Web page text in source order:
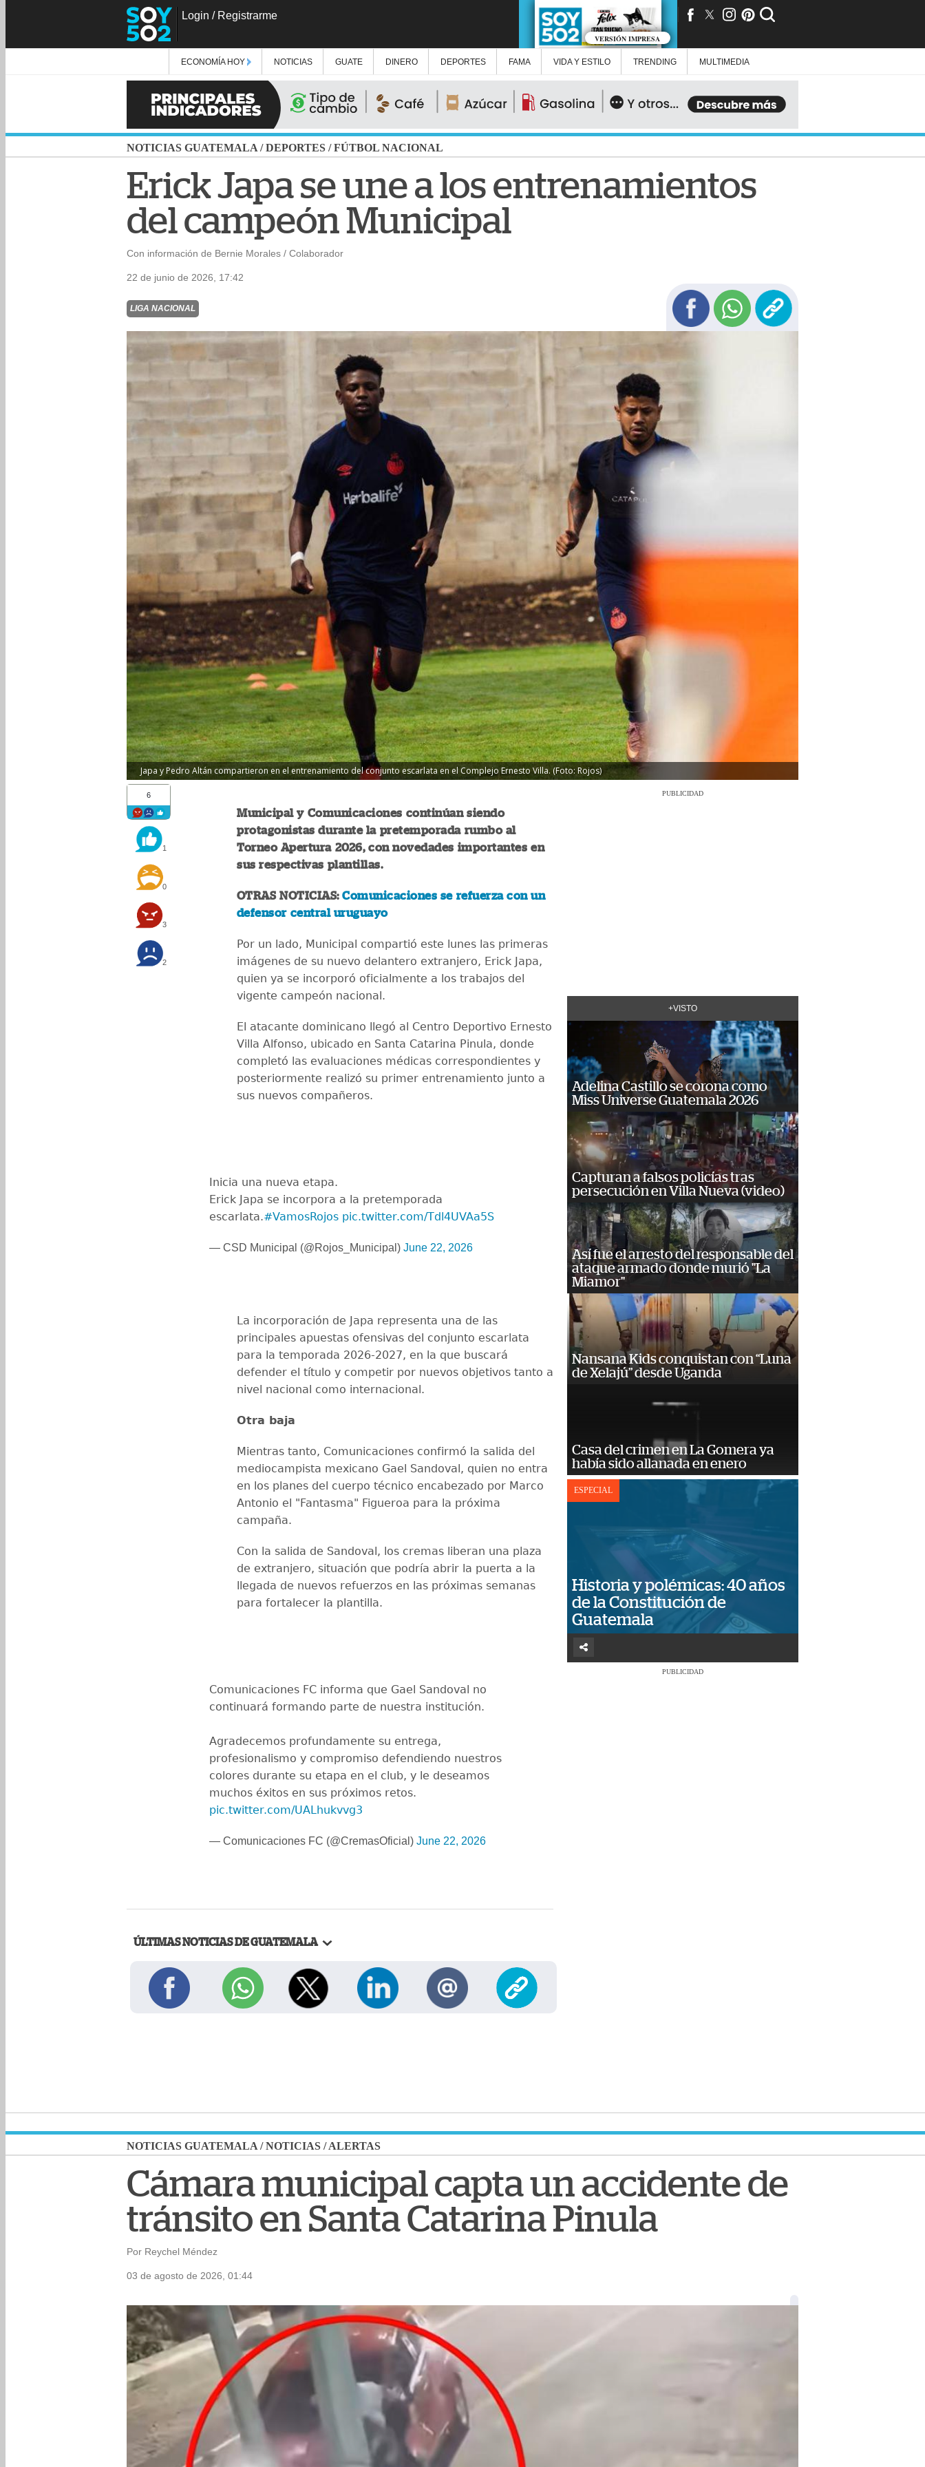
Login / Registrarme
VERSIÓN IMPRESA
ECONOMÍA HOY NOTICIAS GUATE DINERO DEPORTES FAMA VIDA Y ESTILO TRENDING MULTIMEDIA
NOTICIAS GUATEMALA /DEPORTES /FÚTBOL NACIONAL
Erick Japa se une a los entrenamientos
del campeón Municipal
Con información de Bernie Morales / Colaborador
22 de junio de 2026, 17:42
LIGA NACIONAL
Japa y Pedro Altán compartieron en el entrenamiento del conjunto escarlata en el Complejo Ernesto Villa. (Foto: Rojos)
6
1
0
3
2
Municipal y Comunicaciones continúan siendo
protagonistas durante la pretemporada rumbo al
Torneo Apertura 2026, con novedades importantes en
sus respectivas plantillas.
OTRAS NOTICIAS:Comunicaciones se refuerza con un
defensor central uruguayo
Por un lado, Municipal compartió este lunes las primeras
imágenes de su nuevo delantero extranjero, Erick Japa,
quien ya se incorporó oficialmente a los trabajos del
vigente campeón nacional.
El atacante dominicano llegó al Centro Deportivo Ernesto
Villa Alfonso, ubicado en Santa Catarina Pinula, donde
completó las evaluaciones médicas correspondientes y
posteriormente realizó su primer entrenamiento junto a
sus nuevos compañeros.
Inicia una nueva etapa.
Erick Japa se incorpora a la pretemporada
escarlata.#VamosRojos pic.twitter.com/Tdl4UVAa5S
— CSD Municipal (@Rojos_Municipal) June 22, 2026
La incorporación de Japa representa una de las
principales apuestas ofensivas del conjunto escarlata
para la temporada 2026-2027, en la que buscará
defender el título y competir por nuevos objetivos tanto a
nivel nacional como internacional.
Otra baja
Mientras tanto, Comunicaciones confirmó la salida del
mediocampista mexicano Gael Sandoval, quien no entra
en los planes del cuerpo técnico encabezado por Marco
Antonio el "Fantasma" Figueroa para la próxima
campaña.
Con la salida de Sandoval, los cremas liberan una plaza
de extranjero, situación que podría abrir la puerta a la
llegada de nuevos refuerzos en las próximas semanas
para fortalecer la plantilla.
Comunicaciones FC informa que Gael Sandoval no
continuará formando parte de nuestra institución.
Agradecemos profundamente su entrega,
profesionalismo y compromiso defendiendo nuestros
colores durante su etapa en el club, y le deseamos
muchos éxitos en sus próximos retos.
pic.twitter.com/UALhukvvg3
— Comunicaciones FC (@CremasOficial) June 22, 2026
ÚLTIMAS NOTICIAS DE GUATEMALA
PUBLICIDAD
+VISTO
Adelina Castillo se corona como
Miss Universe Guatemala 2026
Capturan a falsos policías tras
persecución en Villa Nueva (video)
Así fue el arresto del responsable del
ataque armado donde murió "La
Miamor"
Nansana Kids conquistan con “Luna
de Xelajú” desde Uganda
Casa del crimen en La Gomera ya
había sido allanada en enero
ESPECIAL
Historia y polémicas: 40 años
de la Constitución de
Guatemala
PUBLICIDAD
NOTICIAS GUATEMALA /NOTICIAS /ALERTAS
Cámara municipal capta un accidente de
tránsito en Santa Catarina Pinula
Por Reychel Méndez
03 de agosto de 2026, 01:44